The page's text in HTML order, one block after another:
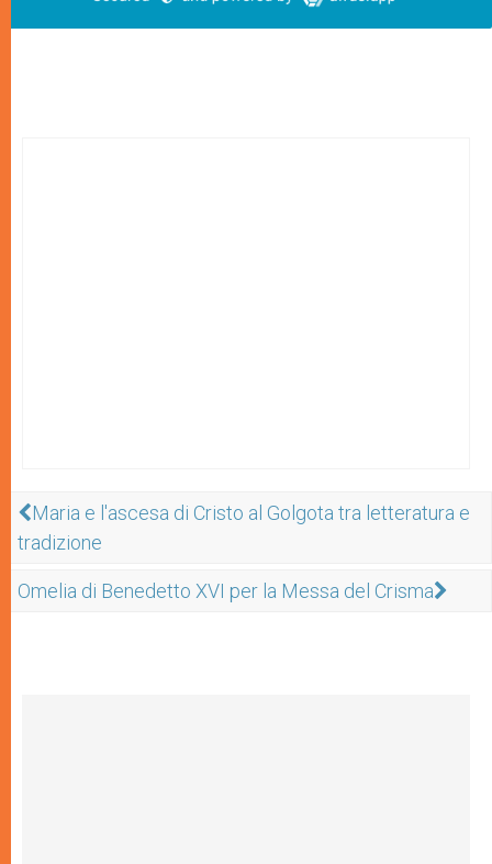
Maria e l'ascesa di Cristo al Golgota tra letteratura e
tradizione
Omelia di Benedetto XVI per la Messa del Crisma